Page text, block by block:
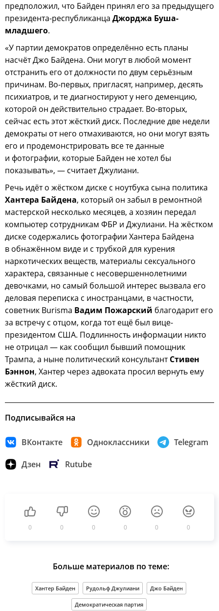
предположил, что Байден принял его за предыдущего
президента-республиканца Джорджа Буша-
младшего.
«У партии демократов определённо есть планы
насчёт Джо Байдена. Они могут в любой момент
отстранить его от должности по двум серьёзным
причинам. Во-первых, пригласят, например, десять
психиатров, и те диагностируют у него деменцию,
которой он действительно страдает. Во-вторых,
сейчас есть этот жёсткий диск. Последние две недели
демократы от него отмахиваются, но они могут взять
его и продемонстрировать все те данные
и фотографии, которые Байден не хотел бы
показывать», — считает Джулиани.
Речь идёт о жёстком диске с ноутбука сына политика
Хантера Байдена, который он забыл в ремонтной
мастерской несколько месяцев, а хозяин передал
компьютер сотрудникам ФБР и Джулиани. На жёстком
диске содержались фотографии Хантера Байдена
в обнажённом виде и с трубкой для курения
наркотических веществ, материалы сексуального
характера, связанные с несовершеннолетними
девочками, но самый большой интерес вызвала его
деловая переписка с иностранцами, в частности,
советник Burisma Вадим Пожарский благодарит его
за встречу с отцом, когда тот ещё был вице-
президентом США. Подлинность информации никто
не отрицал — как сообщил бывший помощник
Трампа, а ныне политический консультантСтивен
Бэннон, Хантер через адвоката просил вернуть ему
жёсткий диск.
Подписывайся на
ВКонтакте Одноклассники Telegram
Дзен Rutube
0 0 0 0 0 0
Больше материалов по теме:
Хантер Байден Рудольф Джулиани Джо Байден
Демократическая партия